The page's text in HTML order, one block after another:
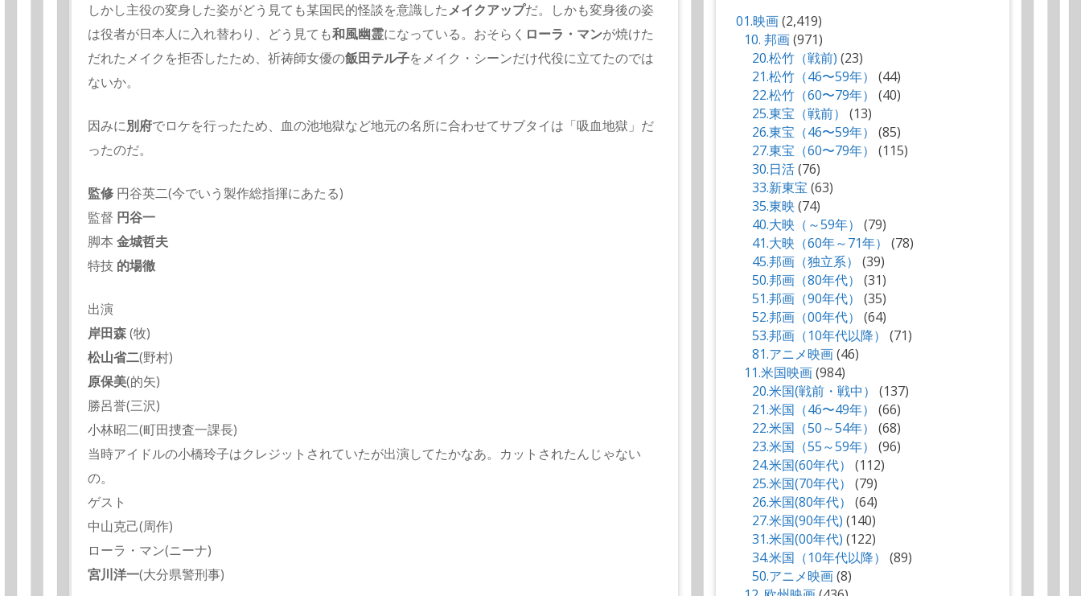
しかし主役の変身した姿がどう見ても某国民的怪談を意識したメイクアップだ。しかも変身後の姿
は役者が日本人に入れ替わり、 どう見ても和風幽霊になっている。おそらく ローラ・ マンが焼けた
だれたメイクを拒否したため、 祈祷師女優の飯田テル子をメイク・ シーンだけ代役に立てたのでは
ないか。
因みに別府でロケを行ったため、血の池地獄など地元の名所に合わせてサブタイは「吸血地獄」だ
ったのだ。
監修 円谷英二(今でいう製作総指揮にあたる)
監督 円谷一
脚本 金城哲夫
特技 的場徹
出演
岸田森(牧)
松山省二(野村)
原保美(的矢)
勝呂誉(三沢)
小林昭二(町田捜査一課長)
当時アイドルの小橋玲子はクレジットされていたが出演してたかなあ。カットされたんじゃない
の。
ゲスト
中山克己(周作)
ローラ・マン(ニーナ)
宮川洋一(大分県警刑事)
01.映画(2,419)
10. 邦画(971)
20.松竹（戦前) (23)
21.松竹（46〜59年）
(44)
22.松竹（60〜79年）
(40)
25.東宝（戦前）
(13)
26.東宝（46〜59年）
(85)
27.東宝（60〜79年）
(115)
30.日活(76)
33.新東宝 (63)
35.東映 (74)
40.大映（～59年）
(79)
41.大映（60年～71年）
(78)
45.邦画（独立系）
(39)
50.邦画（80年代）
(31)
51.邦画（90年代）
(35)
52.邦画（00年代）
(64)
53.邦画（10年代以降）
(71)
81.アニメ映画(46)
11.米国映画(984)
20.米国(戦前・戦中）
(137)
21.米国（46〜49年）
(66)
22.米国（50～54年）
(68)
23.米国（55～59年）
(96)
24.米国(60年代）
(112)
25.米国(70年代）
(79)
26.米国(80年代）
(64)
27.米国(90年代) (140)
31.米国(00年代) (122)
34.米国（10年代以降）
(89)
50.アニメ映画(8)